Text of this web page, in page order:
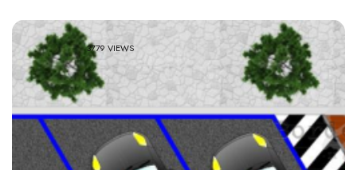
3779 VIEWS